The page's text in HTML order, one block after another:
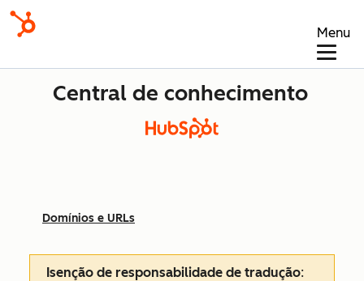
Menu
Central de conhecimento
Domínios e URLs
Isenção de responsabilidade de tradução: